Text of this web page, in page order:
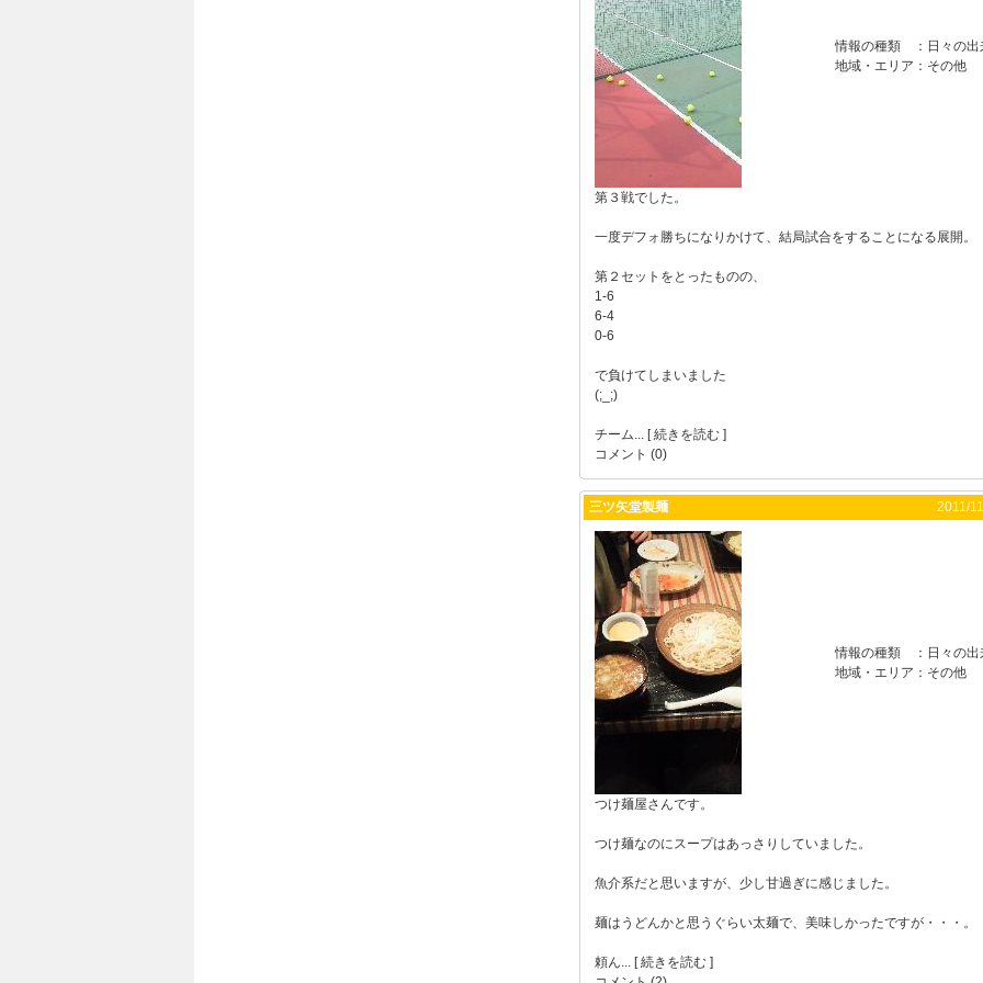
情報の種類 ： 日々の
地域・エリア ： その他
第３戦でした。
一度デフォ勝ちになりかけて、結局試合をすることになる展開。
第２セットをとったものの、
1-6
6-4
0-6
で負けてしまいました
(;_;)
チーム... [ 続きを読む ]
コメント (0)
三ツ矢堂製麺 2011/
情報の種類 ： 日々の
地域・エリア ： その他
つけ麺屋さんです。
つけ麺なのにスープはあっさりしていました。
魚介系だと思いますが、少し甘過ぎに感じました。
麺はうどんかと思うぐらい太麺で、美味しかったですが・・・。
頼ん... [ 続きを読む ]